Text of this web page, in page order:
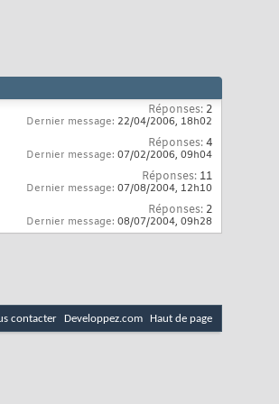
Réponses: 2
Dernier message: 22/04/2006, 18h02
Réponses:4
Dernier message: 07/02/2006, 09h04
Réponses: 11
Dernier message: 07/08/2004, 12h10
Réponses: 2
Dernier message: 08/07/2004, 09h28
contacter Developpez.com Haut de page